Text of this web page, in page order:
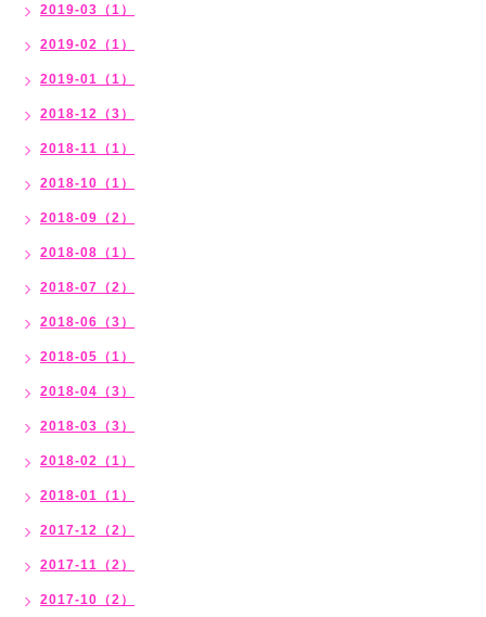
2019-03（1）
2019-02（1）
2019-01（1）
2018-12（3）
2018-11（1）
2018-10（1）
2018-09（2）
2018-08（1）
2018-07（2）
2018-06（3）
2018-05（1）
2018-04（3）
2018-03（3）
2018-02（1）
2018-01（1）
2017-12（2）
2017-11（2）
2017-10（2）